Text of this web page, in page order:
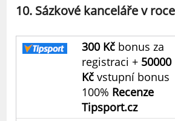
10. Sázkové kanceláře v
300 Kč bonus za
registraci + 50000
Kč vstupní bonus
100% Recenze
Tipsport.cz